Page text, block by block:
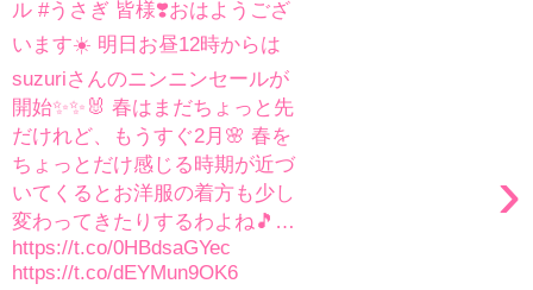
ル #うさぎ 皆様❣️おはようござ
います☀️ 明日お昼12時からは
suzuriさんのニンニンセールが
開始✨✨🐰 春はまだちょっと先
だけれど、もうすぐ2月🌸 春を
ちょっとだけ感じる時期が近づ
いてくるとお洋服の着方も少し
変わってきたりするわよね🎵…
https://t.co/0HBdsaGYec
https://t.co/dEYMun9OK6
›